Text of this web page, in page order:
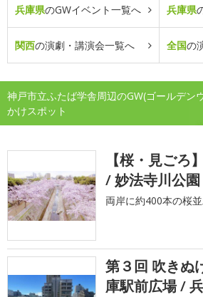
兵庫県のGWイベント一覧へ 兵庫県
関西の演劇・講演会一覧へ 全国の
神戸市立ふたば学舎周辺のGW(ゴールデン
かけスポット
【桜・見ごろ
/ 妙法寺川公園
両岸に約400本の桜
第３回 吹きぬ
庫駅前広場 /